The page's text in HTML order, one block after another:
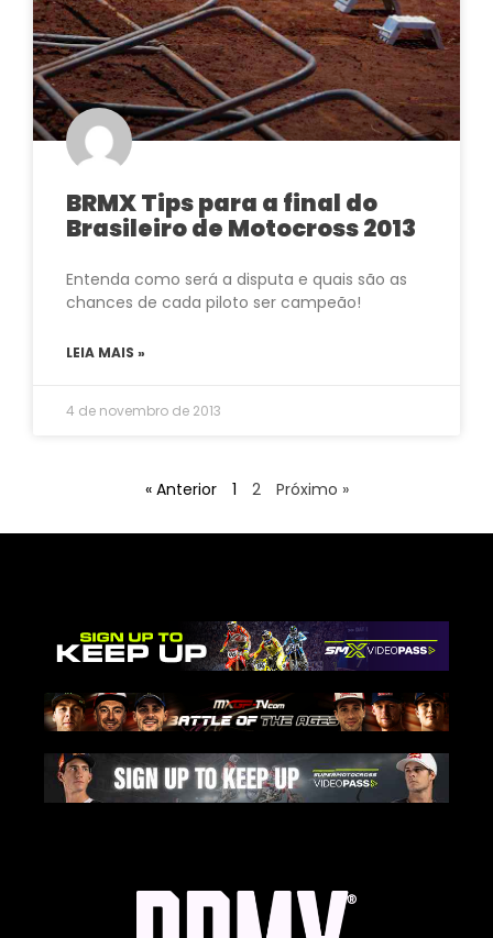
BRMX Tips para a final do
Brasileiro de Motocross 2013
Entenda como será a disputa e quais são as
chances de cada piloto ser campeão!
LEIA MAIS »
4 de novembro de 2013
« Anterior 1 2 Próximo »